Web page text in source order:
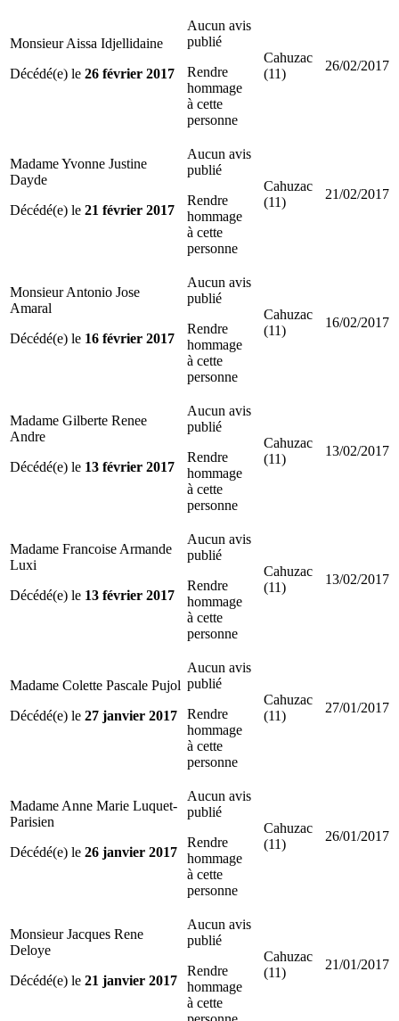
Monsieur Aissa Idjellidaine
Décédé(e) le 26 février 2017
Aucun avis
publié
Rendre
hommage
à cette
personne
Cahuzac
(11)
26/02/2017
Madame Yvonne Justine
Dayde
Décédé(e) le 21 février 2017
Aucun avis
publié
Rendre
hommage
à cette
personne
Cahuzac
(11)
21/02/2017
Monsieur Antonio Jose
Amaral
Décédé(e) le 16 février 2017
Aucun avis
publié
Rendre
hommage
à cette
personne
Cahuzac
(11)
16/02/2017
Madame Gilberte Renee
Andre
Décédé(e) le 13 février 2017
Aucun avis
publié
Rendre
hommage
à cette
personne
Cahuzac
(11)
13/02/2017
Madame Francoise Armande
Luxi
Décédé(e) le 13 février 2017
Aucun avis
publié
Rendre
hommage
à cette
personne
Cahuzac
(11)
13/02/2017
Madame Colette Pascale Pujol
Décédé(e) le 27 janvier 2017
Aucun avis
publié
Rendre
hommage
à cette
personne
Cahuzac
(11)
27/01/2017
Madame Anne Marie Luquet-
Parisien
Décédé(e) le 26 janvier 2017
Aucun avis
publié
Rendre
hommage
à cette
personne
Cahuzac
(11)
26/01/2017
Monsieur Jacques Rene
Deloye
Décédé(e) le 21 janvier 2017
Aucun avis
publié
Rendre
hommage
à cette
Cahuzac
(11)
21/01/2017